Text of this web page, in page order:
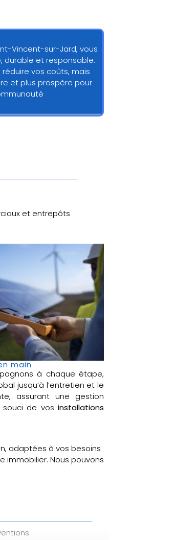
Vincent-sur-Jard, vous
durable et responsable.
vos coûts, mais
et plus prospère pour
et entrepôts
main
à chaque étape,
jusqu’à l’entretien et le
assurant une gestion
de vos installations
adaptées à vos besoins
immobilier. Nous pouvons